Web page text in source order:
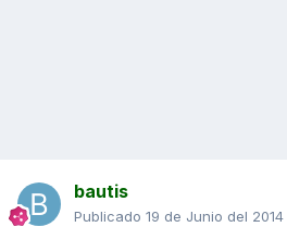
bautis
Publicado 19 de Junio del 2014